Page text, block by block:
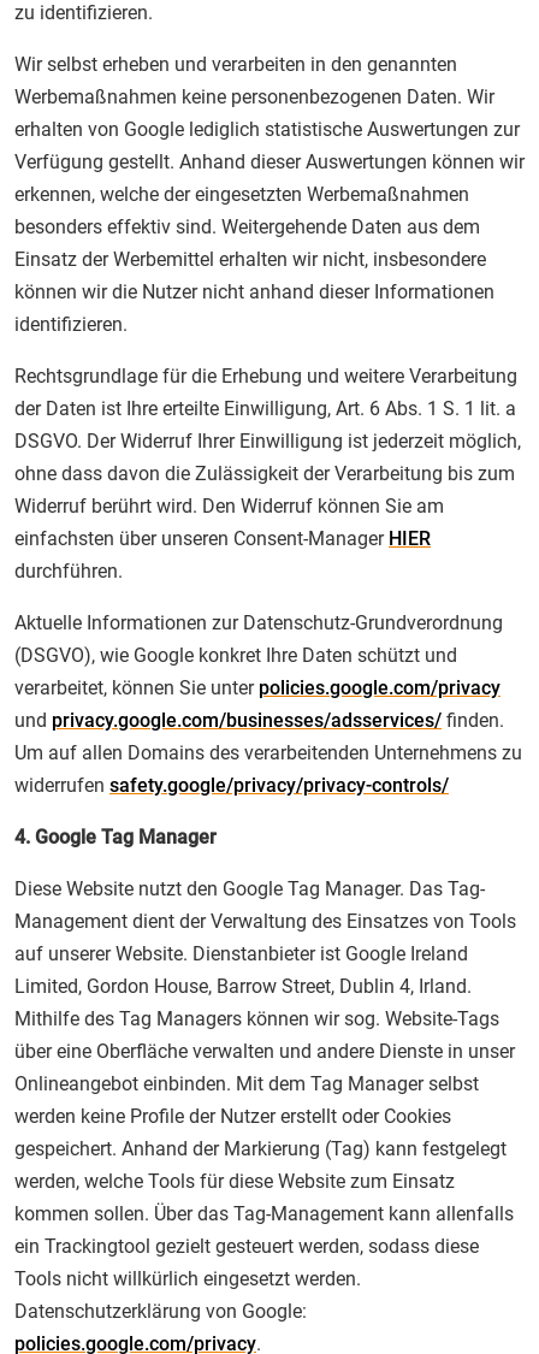
zu identifizieren.
Wir selbst erheben und verarbeiten in den genannten
Werbemaßnahmen keine personenbezogenen Daten. Wir
erhalten von Google lediglich statistische Auswertungen zur
Verfügung gestellt. Anhand dieser Auswertungen können wir
erkennen, welche der eingesetzten Werbemaßnahmen
besonders effektiv sind. Weitergehende Daten aus dem
Einsatz der Werbemittel erhalten wir nicht, insbesondere
können wir die Nutzer nicht anhand dieser Informationen
identifizieren.
Rechtsgrundlage für die Erhebung und weitere Verarbeitung
der Daten ist Ihre erteilte Einwilligung, Art. 6 Abs. 1 S. 1 lit. a
DSGVO. Der Widerruf Ihrer Einwilligung ist jederzeit möglich,
ohne dass davon die Zulässigkeit der Verarbeitung bis zum
Widerruf berührt wird. Den Widerruf können Sie am
einfachsten über unseren Consent-Manager HIER
durchführen.
Aktuelle Informationen zur Datenschutz-Grundverordnung
(DSGVO), wie Google konkret Ihre Daten schützt und
verarbeitet, können Sie unter policies.google.com/privacy
und privacy.google.com/businesses/adsservices/ finden.
Um auf allen Domains des verarbeitenden Unternehmens zu
widerrufen safety.google/privacy/privacy-controls/
4. Google Tag Manager
Diese Website nutzt den Google Tag Manager. Das Tag-
Management dient der Verwaltung des Einsatzes von Tools
auf unserer Website. Dienstanbieter ist Google Ireland
Limited, Gordon House, Barrow Street, Dublin 4, Irland.
Mithilfe des Tag Managers können wir sog. Website-Tags
über eine Oberfläche verwalten und andere Dienste in unser
Onlineangebot einbinden. Mit dem Tag Manager selbst
werden keine Profile der Nutzer erstellt oder Cookies
gespeichert. Anhand der Markierung (Tag) kann festgelegt
werden, welche Tools für diese Website zum Einsatz
kommen sollen. Über das Tag-Management kann allenfalls
ein Trackingtool gezielt gesteuert werden, sodass diese
Tools nicht willkürlich eingesetzt werden.
Datenschutzerklärung von Google:
policies.google.com/privacy.